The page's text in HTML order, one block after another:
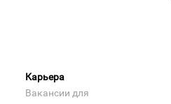
Карьера
Вакансии для